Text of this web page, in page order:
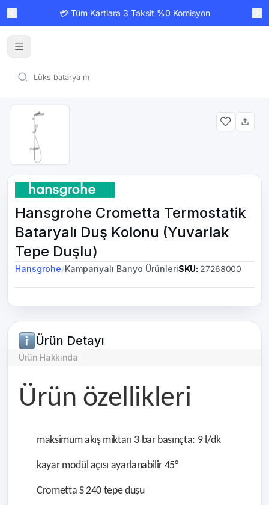
💳 Tüm Kartlara 3 Taksit %0 Komisyon
Hansgrohe Crometta Termostatik
Bataryalı Duş Kolonu (Yuvarlak
Tepe Duşlu)
Hansgrohe/Kampanyalı Banyo ÜrünleriSKU: 27268000
Ürün Detayı
Ürün Hakkında
Ürün özellikleri
maksimum akış miktarı 3 bar basınçta: 9 l/dk
kayar modül açısı ayarlanabilir 45°
Crometta S 240 tepe duşu